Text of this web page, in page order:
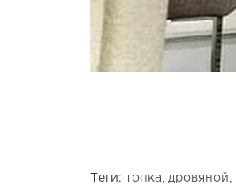
Теги: топка дровяной